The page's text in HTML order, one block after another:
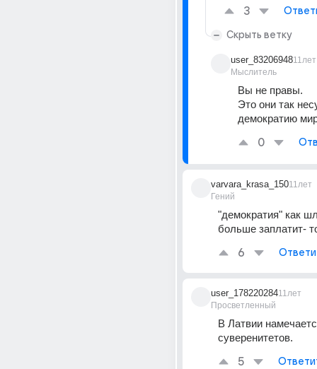
3
Скрыть ветку
user_83206948
Мыслитель
11лет
Вы не правы.
Это они так
демократию
0
varvara_krasa_150
Гений
11лет
"демократия" как
больше заплатит-
6
user_178220284
Просветленный
11лет
В Латвии
суверенитетов.
5